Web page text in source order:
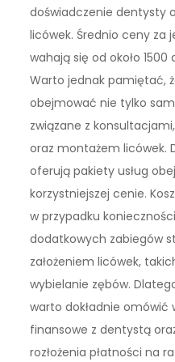
doświadczenie dentysty
licówek. Średnio ceny za
wahają się od około
Warto jednak pamiętać,
obejmować nie tylko
związane z
oraz montażem licówek.
oferują pakiety usług
korzystniejszej cenie.
w przypadku
dodatkowych zabiegów
założeniem licówek,
wybielanie zębów.
warto dokładnie omówić
finansowe z dentystą
rozłożenia płatności na